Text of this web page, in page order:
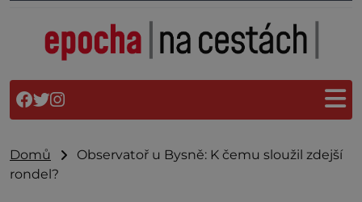
Domů
Observatoř u Bysně: K čemu sloužil zdejší
rondel?